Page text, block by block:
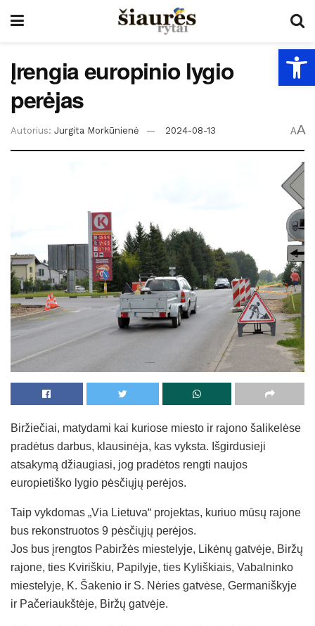
Įrengia europinio lygio
perėjas
Autorius: Jurgita Morkūnienė 2024-08-13 AA
Biržiečiai, matydami kai kuriose miesto ir rajono šalikelėse
pradėtus darbus, klausinėja, kas vyksta. Išgirdusieji
atsakymą džiaugiasi, jog pradėtos rengti naujos
europietiško lygio pėsčiųjų perėjos.
Taip vykdomas „Via Lietuva“ projektas, kuriuo mūsų rajone
bus rekonstruotos 9 pėsčiųjų perėjos.
Jos bus įrengtos Pabiržės miestelyje, Likėnų gatvėje, Biržų
rajone, ties Kviriškiu, Papilyje, ties Kyliškiais, Vabalninko
miestelyje, K. Šakenio ir S. Nėries gatvėse, Germaniškyje
ir Pačeriaukštėje, Biržų gatvėje.